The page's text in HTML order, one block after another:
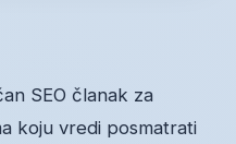
SEO članak za
koju vredi posmatrati